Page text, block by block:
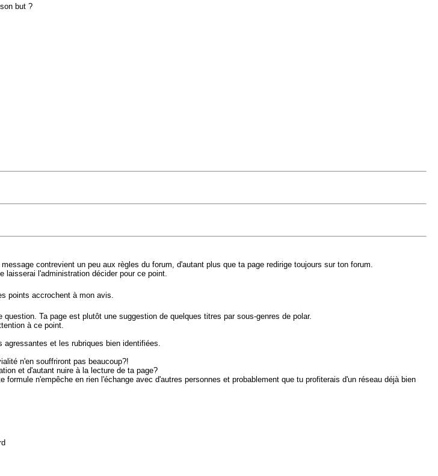
but ?
contrevient un peu aux règles du forum, d'autant plus que ta page redirige toujours sur ton forum.
l'administration décider pour ce point.
points accrochent à mon avis.
Ta page est plutôt une suggestion de quelques titres par sous-genres de polar.
à ce point.
et les rubriques bien identifiées.
n'en souffriront pas beaucoup?!
et d'autant nuire à la lecture de ta page?
n'empêche en rien l'échange avec d'autres personnes et probablement que tu profiterais d'un réseau déjà bien